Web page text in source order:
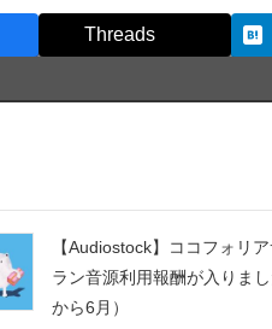
Threads
【Audiostock】ココフォリ
ラン音源利用報酬が入りま
から6月）